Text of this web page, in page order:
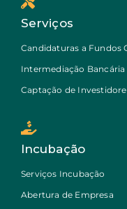
Serviços
Candidaturas a Fundos
Intermediação Bancária
Captação de
Incubação
Serviços Incubação
Abertura de Empresa